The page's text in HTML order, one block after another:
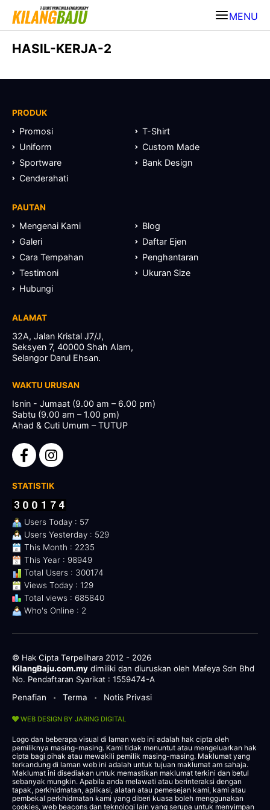
MENU
HASIL-KERJA-2
PRODUK
Promosi
T-Shirt
Uniform
Custom Made
Sportware
Bank Design
Cenderahati
PAUTAN
Mengenai Kami
Blog
Galeri
Daftar Ejen
Cara Tempahan
Penghantaran
Testimoni
Ukuran Size
Hubungi
ALAMAT
32A, Jalan Kristal J7/J,
Seksyen 7, 40000 Shah Alam,
Selangor Darul Ehsan.
WAKTU URUSAN
Isnin - Jumaat (9.00 am – 6.00 pm)
Sabtu (9.00 am – 1.00 pm)
Ahad & Cuti Umum – TUTUP
STATISTIK
Users Today : 57
Users Yesterday : 529
This Month : 2235
This Year : 98949
Total Users : 300174
Views Today : 129
Total views : 685840
Who's Online : 2
© Hak Cipta Terpelihara 2012 - 2026
KilangBaju.com.my dimiliki dan diuruskan oleh Mafeya Sdn Bhd
No. Pendaftaran Syarikat : 1559474-A
Penafian
• Terma • Notis Privasi
WEB DESIGN BY JARING DIGITAL
Logo dan beberapa visual di laman web ini adalah hak cipta oleh
pemiliknya masing-masing. Kami tidak menuntut atau mengeluarkan hak
cipta bagi pihak atau mewakili pemilik masing-masing. Maklumat yang
terkandung di laman web ini adalah untuk tujuan maklumat am sahaja.
Maklumat ini disediakan untuk memastikan maklumat terkini dan betul
sebanyak mungkin. Apabila anda melawati atau berinteraksi dengan
tapak, perkhidmatan, aplikasi, alatan atau pemesejan kami, kami atau
pembekal perkhidmatan kami yang diberi kuasa boleh menggunakan
cookies, web beacons dan teknologi lain yang serupa untuk menyimpan